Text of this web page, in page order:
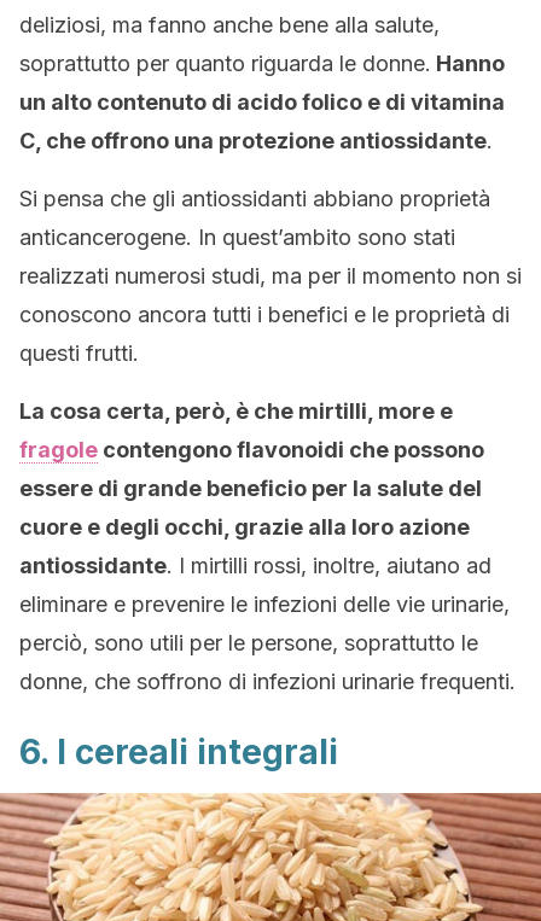
deliziosi, ma fanno anche bene alla salute,
soprattutto per quanto riguarda le donne. Hanno
un alto contenuto di acido folico e di vitamina
C, che offrono una protezione antiossidante.
Si pensa che gli antiossidanti abbiano proprietà
anticancerogene. In quest’ambito sono stati
realizzati numerosi studi, ma per il momento non si
conoscono ancora tutti i benefici e le proprietà di
questi frutti.
La cosa certa, però, è che mirtilli, more e
fragole contengono flavonoidi che possono
essere di grande beneficio per la salute del
cuore e degli occhi, grazie alla loro azione
antiossidante. I mirtilli rossi, inoltre, aiutano ad
eliminare e prevenire le infezioni delle vie urinarie,
perciò, sono utili per le persone, soprattutto le
donne, che soffrono di infezioni urinarie frequenti.
6. I cereali integrali